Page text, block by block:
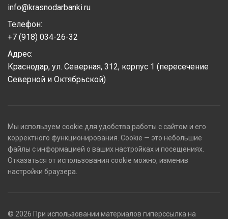
info@krasnodarbanki.ru
Телефон:
+7 (918) 034-26-32
Адрес:
Краснодар, ул. Северная, 312, корпус 1 (пересечение
Северной и Октябрьской)
Мы используем cookie для удобства работы с сайтом и его
корректного функционирования. Cookie — это небольшие
файлы с информацией о ваших настройках и посещениях.
Отказаться от использования cookie можно, изменив
настройки браузера.
© 2026 При использовании материалов гиперссылка на